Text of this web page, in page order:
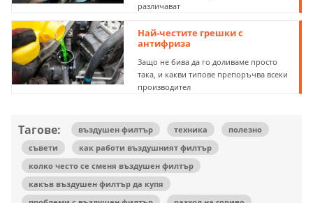
различават
Най-честите грешки с
антифриза
Защо не бива да го доливаме просто
така, и какви типове препоръчва всеки
производител
Тагове: въздушен филтър техника
полезно
съвети
как работи въздушният филтър
колко често се сменя въздушен филтър
какъв въздушен филтър да купя